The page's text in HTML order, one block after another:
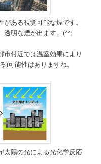
ある視覚可能な煙です。
透明な煙が出ます。(^^;
付近では温室効果により
)可能性はありますね。
太陽の光による光化学反応